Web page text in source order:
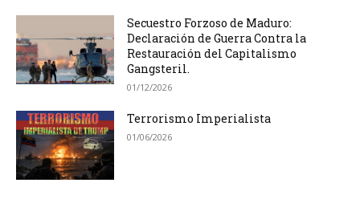
Secuestro Forzoso de Maduro:
Declaración de Guerra Contra la
Restauración del Capitalismo
Gangsteril.
01/12/2026
Terrorismo Imperialista
01/06/2026